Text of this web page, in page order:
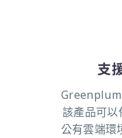
支
Greenplum
該產品可
公有雲端環